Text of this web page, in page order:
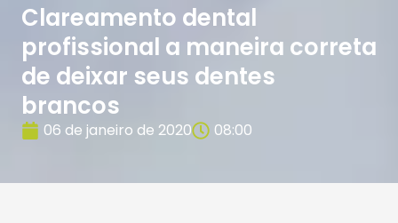
Clareamento dental
profissional a maneira correta
de deixar seus dentes
brancos
06 de janeiro de 2020 08:00